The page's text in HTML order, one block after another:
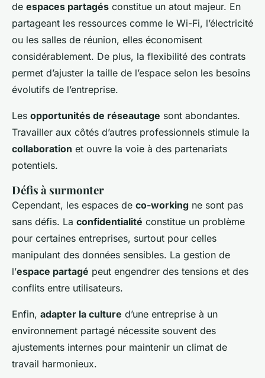
de espaces partagés constitue un atout majeur. En
partageant les ressources comme le Wi-Fi, l’électricité
ou les salles de réunion, elles économisent
considérablement. De plus, la flexibilité des contrats
permet d’ajuster la taille de l’espace selon les besoins
évolutifs de l’entreprise.
Les opportunités de réseautage sont abondantes.
Travailler aux côtés d’autres professionnels stimule la
collaboration et ouvre la voie à des partenariats
potentiels.
Défis à surmonter
Cependant, les espaces de co-working ne sont pas
sans défis. La confidentialité constitue un problème
pour certaines entreprises, surtout pour celles
manipulant des données sensibles. La gestion de
l’espace partagé peut engendrer des tensions et des
conflits entre utilisateurs.
Enfin, adapter la culture d’une entreprise à un
environnement partagé nécessite souvent des
ajustements internes pour maintenir un climat de
travail harmonieux.